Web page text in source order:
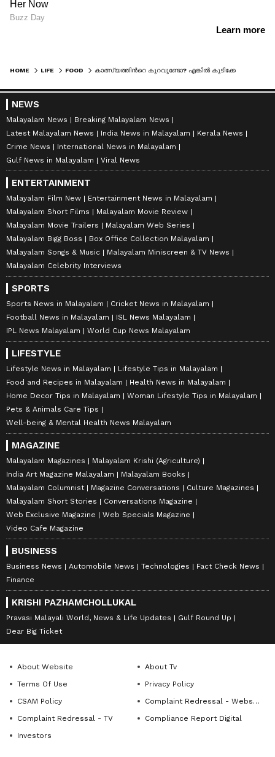
HOME LIFE FOOD
NEWS
Malayalam News
Breaking Malayalam News
Latest Malayalam News
India News in Malayalam
Kerala News
Crime News
International News in Malayalam
Gulf News in Malayalam
Viral News
ENTERTAINMENT
Malayalam Film New
Entertainment News in Malayalam
Malayalam Short Films
Malayalam Movie Review
Malayalam Movie Trailers
Malayalam Web Series
Malayalam Bigg Boss
Box Office Collection Malayalam
Malayalam Songs & Music
Malayalam Miniscreen & TV News
Malayalam Celebrity Interviews
SPORTS
Sports News in Malayalam
Cricket News in Malayalam
Football News in Malayalam
ISL News Malayalam
IPL News Malayalam
World Cup News Malayalam
LIFESTYLE
Lifestyle News in Malayalam
Lifestyle Tips in Malayalam
Food and Recipes in Malayalam
Health News in Malayalam
Home Decor Tips in Malayalam
Woman Lifestyle Tips in Malayalam
Pets & Animals Care Tips
Well-being & Mental Health News Malayalam
MAGAZINE
Malayalam Magazines
Malayalam Krishi (Agriculture)
India Art Magazine Malayalam
Malayalam Books
Malayalam Columnist
Magazine Conversations
Culture Magazines
Malayalam Short Stories
Conversations Magazine
Web Exclusive Magazine
Web Specials Magazine
Video Cafe Magazine
BUSINESS
Business News Automobile News Technologies
Fact Check News
Finance
KRISHI PAZHAMCHOLLUKAL
Pravasi Malayali World, News & Life Updates
Gulf Round Up
Dear Big Ticket
About Website
About Tv
Terms Of Use
Privacy Policy
CSAM Policy
Complaint Redressal - Website
Complaint Redressal - TV
Compliance Report Digital
Investors